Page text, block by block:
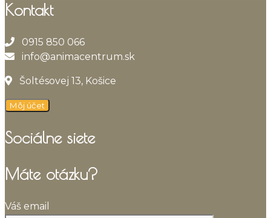
Kontakt
0915 850 066
info@animacentrum.sk
Šoltésovej 13, Košice
Môj účet
Sociálne siete
Máte otázku?
Váš email